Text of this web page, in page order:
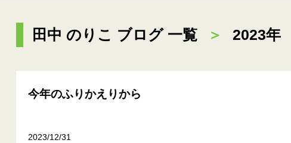
田中 のりこ ブログ 一覧 ＞ 2023年
今年のふりかえりから
2023/12/31